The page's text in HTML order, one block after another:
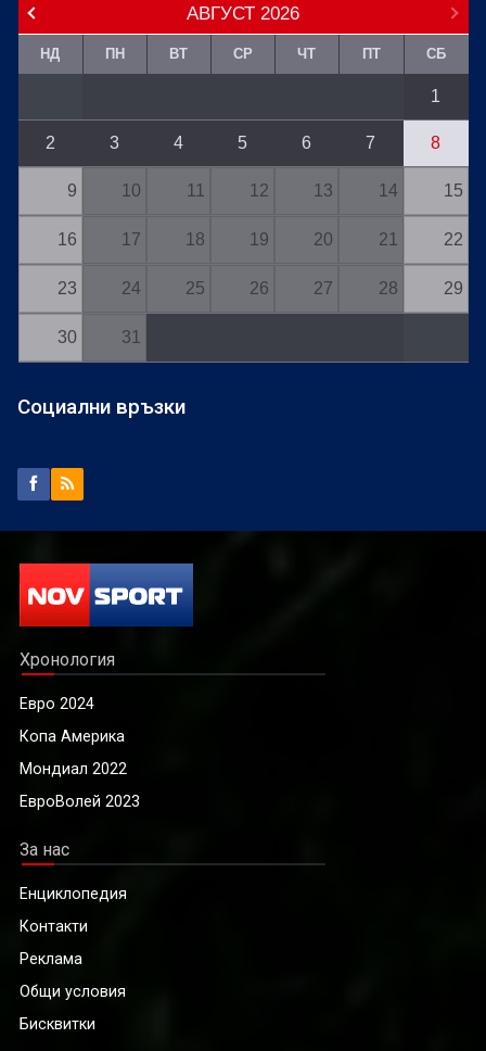
АВГУСТ 2026
НД ПН ВТ СР ЧТ ПТ СБ
1
2 3 4 5 6 7 8
9 10 11 12 13 14 15
16 17 18 19 20 21 22
23 24 25 26 27 28 29
30 31
Социални връзки
Хронология
Евро 2024
Копа Америка
Мондиал 2022
ЕвроВолей 2023
За нас
Енциклопедия
Контакти
Реклама
Общи условия
Бисквитки